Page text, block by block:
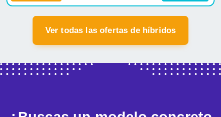
Ver todas las ofertas de híbridos